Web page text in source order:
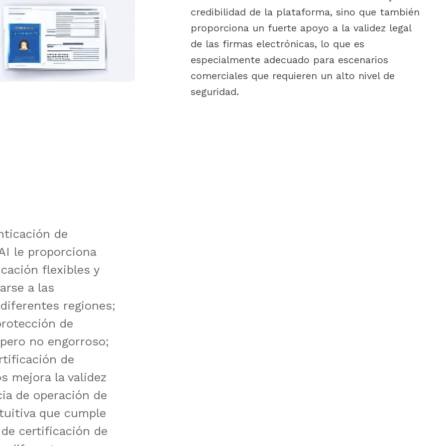
credibilidad de la plataforma, sino que también
proporciona un fuerte apoyo a la validez legal
de las firmas electrónicas, lo que es
especialmente adecuado para escenarios
comerciales que requieren un alto nivel de
seguridad.
de
le proporciona
flexibles y
a las
regiones;
de
no engorroso;
de
mejora la validez
de operación de
que cumple
certificación de